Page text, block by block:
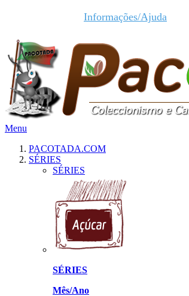
Informações/Ajuda
Menu
PACOTADA.COM
SÉRIES
SÉRIES
SÉRIES
Mês/Ano